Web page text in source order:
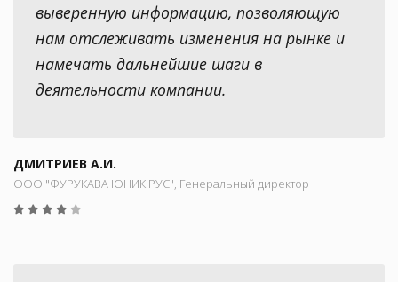
выверенную информацию, позволяющую
нам отслеживать изменения на рынке и
намечать дальнейшие шаги в
деятельности компании.
ДМИТРИЕВ А.И.
ООО "ФУРУКАВА ЮНИК РУС", Генеральный директор